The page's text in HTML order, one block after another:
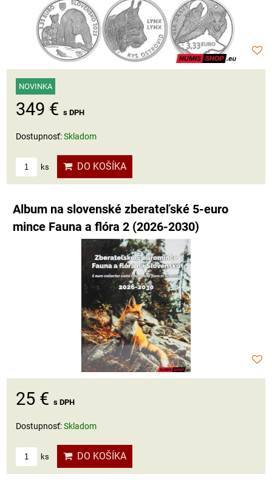
NOVINKA
349 € s DPH
Dostupnosť:Skladom
ks DO KOŠÍKA
Album na slovenské zberateľské 5-euro
mince Fauna a flóra 2 (2026-2030)
25 € s DPH
Dostupnosť:Skladom
ks DO KOŠÍKA